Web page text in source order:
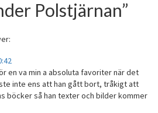
Polstjärnan”
en va min a absoluta favoriter när det
inte ens att han gått bort, tråkigt att
böcker så han texter och bilder kommer